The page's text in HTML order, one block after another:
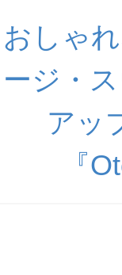
おしゃ
ージ・
アッ
『